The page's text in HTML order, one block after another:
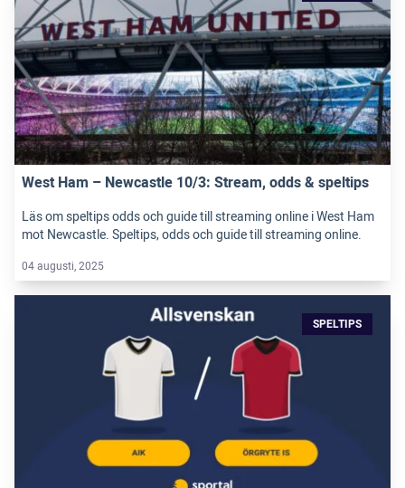
West Ham – Newcastle 10/3: Stream, odds & speltips
Läs om speltips odds och guide till streaming online i West Ham
mot Newcastle. Speltips, odds och guide till streaming online.
04 augusti, 2025
SPELTIPS